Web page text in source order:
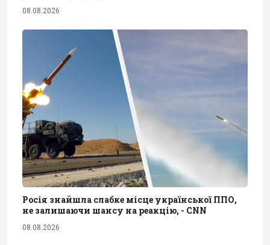
08.08.2026
Росія знайшла слабке місце української ППО,
не залишаючи шансу на реакцію, - CNN
08.08.2026